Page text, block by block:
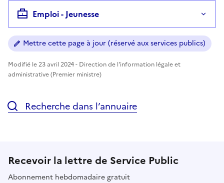
Emploi - Jeunesse
Mettre cette page à jour (réservé aux services publics)
Modifié le 23 avril 2024 - Direction de l'information légale et
administrative (Premier ministre)
Recherche dans l’annuaire
Recevoir la lettre de Service Public
Abonnement hebdomadaire gratuit